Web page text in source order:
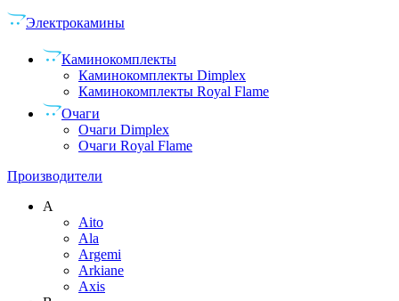
Электрокамины
Каминокомплекты
Каминокомплекты Dimplex
Каминокомплекты Royal Flame
Очаги
Очаги Dimplex
Очаги Royal Flame
Производители
A
Aito
Ala
Argemi
Arkiane
Axis